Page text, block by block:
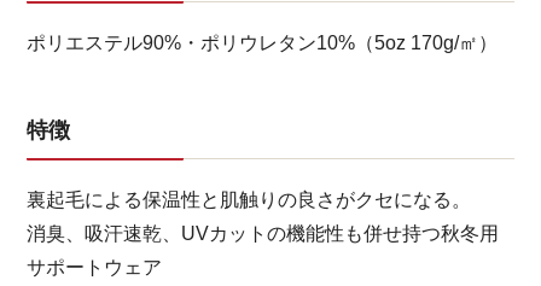
ポリエステル90%・ポリウレタン10%（5oz 170g/㎡）
特徴
裏起毛による保温性と肌触りの良さがクセになる。
消臭、吸汗速乾、UVカットの機能性も併せ持つ秋冬用
サポートウェア